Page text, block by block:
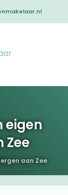
eigen
Zee
aan Zee